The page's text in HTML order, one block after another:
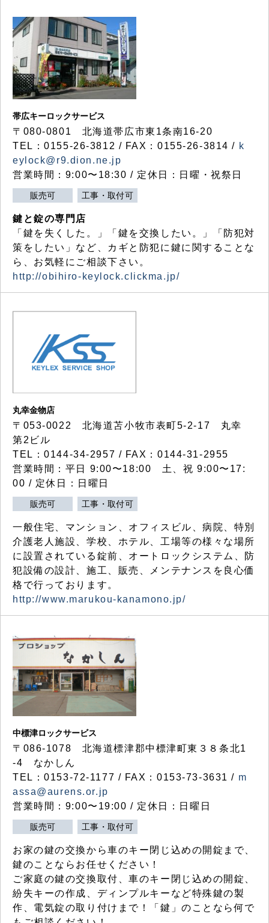
帯広キーロックサービス
〒080-0801 北海道帯広市東1条南16-20
TEL：0155-26-3812 / FAX：0155-26-3814 / k
eylock@r9.dion.ne.jp
営業時間：9:00〜18:30 / 定休日：日曜・祝祭日
販売可 工事・取付可
鍵と錠の専門店
「鍵を失くした。」「鍵を交換したい。」「防犯対
策をしたい」など、カギと防犯に鍵に関することな
ら、お気軽にご相談下さい。
http://obihiro-keylock.clickma.jp/
丸幸金物店
〒053-0022 北海道苫小牧市表町5-2-17 丸幸
第2ビル
TEL：0144-34-2957 / FAX：0144-31-2955
営業時間：平日 9:00〜18:00 土、祝 9:00〜17:
00 / 定休日：日曜日
販売可 工事・取付可
一般住宅、マンション、オフィスビル、病院、特別
介護老人施設、学校、ホテル、工場等の様々な場所
に設置されている錠前、オートロックシステム、防
犯設備の設計、施工、販売、メンテナンスを良心価
格で行っております。
http://www.marukou-kanamono.jp/
中標津ロックサービス
〒086-1078 北海道標津郡中標津町東３８条北1
-4 なかしん
TEL：0153-72-1177 / FAX：0153-73-3631 / m
assa@aurens.or.jp
営業時間：9:00〜19:00 / 定休日：日曜日
販売可 工事・取付可
お家の鍵の交換から車のキー閉じ込めの開錠まで、
鍵のことならお任せください！
ご家庭の鍵の交換取付、車のキー閉じ込めの開錠、
紛失キーの作成、ディンプルキーなど特殊鍵の製
作、電気錠の取り付けまで！「鍵」のことなら何で